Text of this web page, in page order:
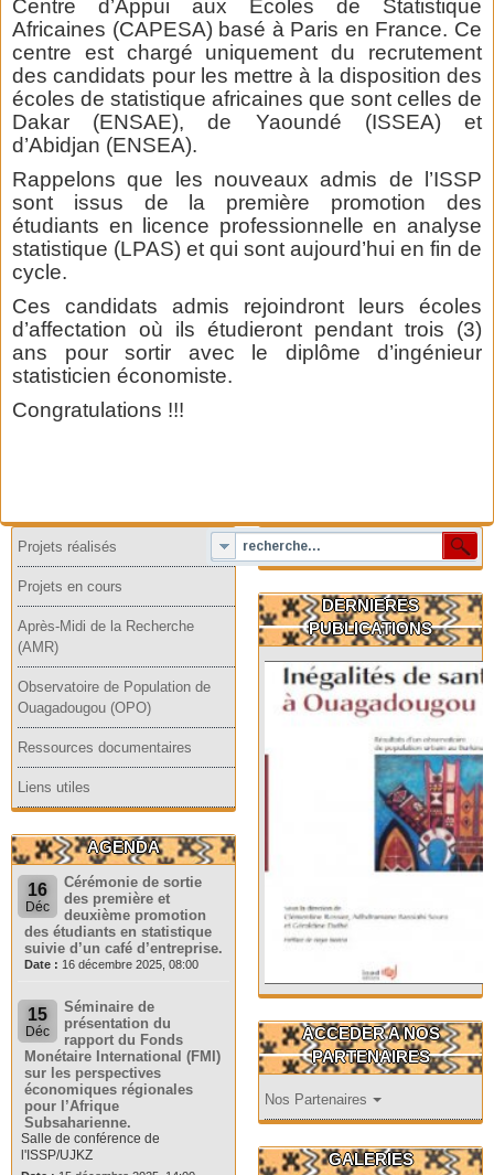
Centre d’Appui aux Ecoles de Statistique
Africaines (CAPESA) basé à Paris en France. Ce
centre est chargé uniquement du recrutement
des candidats pour les mettre à la disposition des
écoles de statistique africaines que sont celles de
Dakar (ENSAE), de Yaoundé (ISSEA) et
d’Abidjan (ENSEA).
Rappelons que les nouveaux admis de l’ISSP
sont issus de la première promotion des
étudiants en licence professionnelle en analyse
statistique (LPAS) et qui sont aujourd’hui en fin de
cycle.
Ces candidats admis rejoindront leurs écoles
d’affectation où ils étudieront pendant trois (3)
ans pour sortir avec le diplôme d’ingénieur
statisticien économiste.
Congratulations !!!
Projets réalisés
Projets en cours
Après-Midi de la Recherche
(AMR)
Observatoire de Population de
Ouagadougou (OPO)
Ressources documentaires
Liens utiles
AGENDA
16
Déc
Cérémonie de sortie
des première et
deuxième promotion
des étudiants en statistique
suivie d’un café d’entreprise.
Date : 16 décembre 2025, 08:00
15
Déc
Séminaire de
présentation du
rapport du Fonds
Monétaire International (FMI)
sur les perspectives
économiques régionales
pour l’Afrique
Subsaharienne.
Salle de conférence de
l'ISSP/UJKZ
DERNIERES
PUBLICATIONS
ACCEDER A NOS
PARTENAIRES
Nos Partenaires
GALERIES